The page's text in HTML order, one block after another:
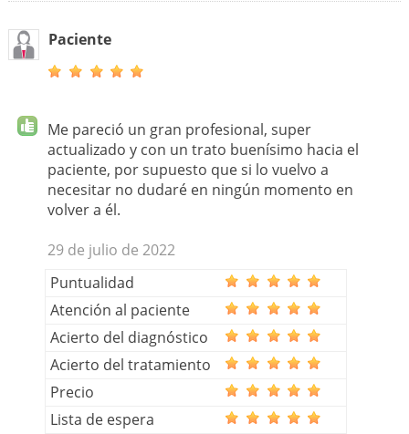
Paciente
Me pareció un gran profesional, super
actualizado y con un trato buenísimo hacia el
paciente, por supuesto que si lo vuelvo a
necesitar no dudaré en ningún momento en
volver a él.
29 de julio de 2022
Puntualidad
Atención al paciente
Acierto del diagnóstico
Acierto del tratamiento
Precio
Lista de espera